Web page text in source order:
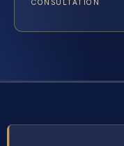
CONSULTATION